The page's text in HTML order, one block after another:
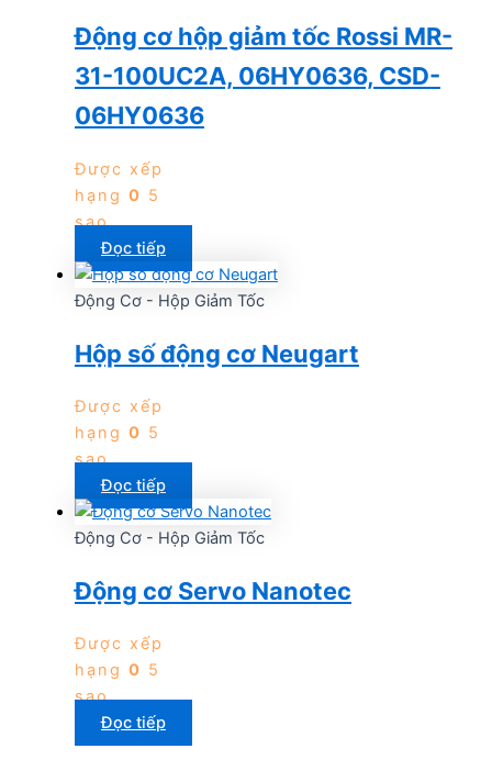
Động cơ hộp giảm tốc Rossi MR-
31-100UC2A, 06HY0636, CSD-
06HY0636
Được xếp
hạng 0 5
sao
Đọc tiếp
Động Cơ - Hộp Giảm Tốc
Hộp số động cơ Neugart
Được xếp
hạng 0 5
sao
Đọc tiếp
Động Cơ - Hộp Giảm Tốc
Động cơ Servo Nanotec
Được xếp
hạng 0 5
sao
Đọc tiếp